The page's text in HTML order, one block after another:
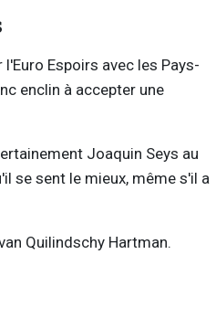
Espoirs avec les Pays-
enclin à accepter une
Joaquin Seys au
se sent le mieux, même s'il a
Quilindschy Hartman.